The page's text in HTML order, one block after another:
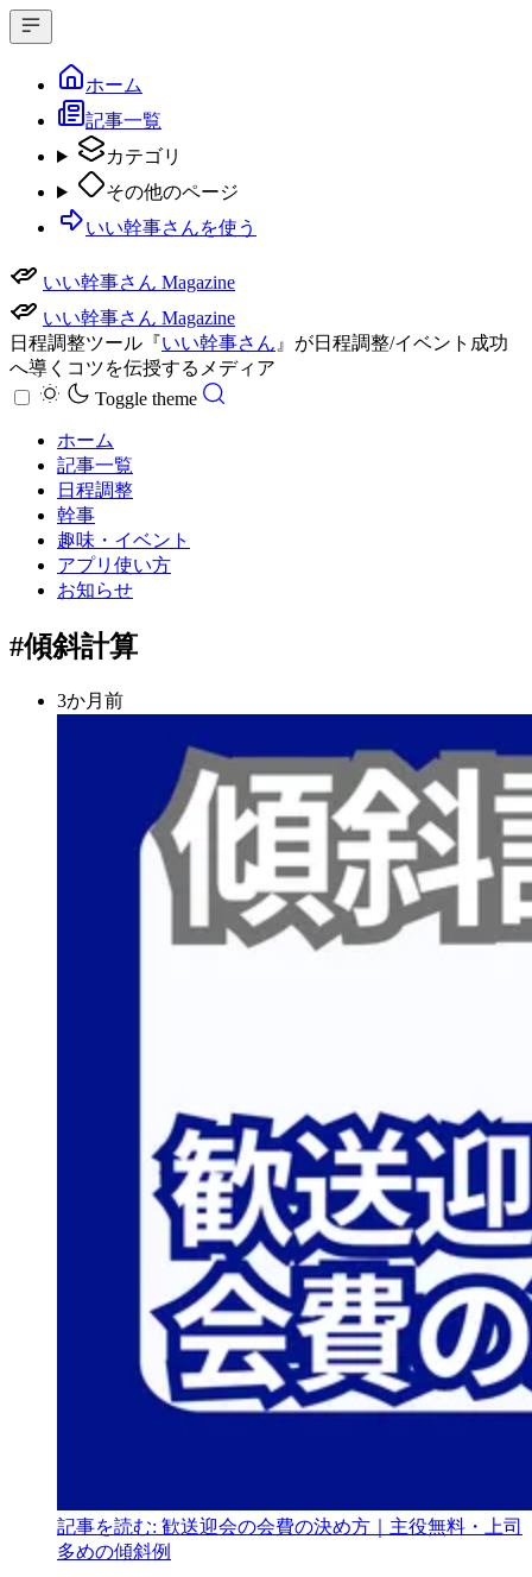
ホーム
記事一覧
カテゴリ
その他のページ
いい幹事さんを使う
いい幹事さん Magazine
いい幹事さん Magazine
日程調整ツール『いい幹事さん 』が日程調整/イベント成功
へ導くコツを伝授するメディア
Toggle theme
ホーム
記事一覧
日程調整
幹事
趣味・イベント
アプリ使い方
お知らせ
#傾斜計算
記事を読む: 歓送迎会の会費の決め方｜主役無料・上司
多めの傾斜例